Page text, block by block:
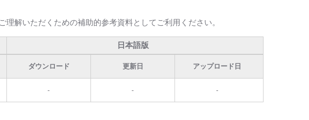
解いただくための補助的参考資料としてご利用ください。
日本語版
ダウンロード 更新日 アップロード日
- - -